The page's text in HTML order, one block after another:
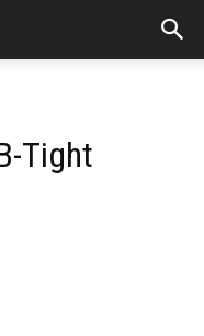
Tight